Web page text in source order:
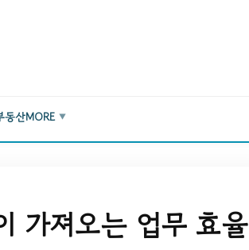
동산MORE ▼
가져오는 업무 효율